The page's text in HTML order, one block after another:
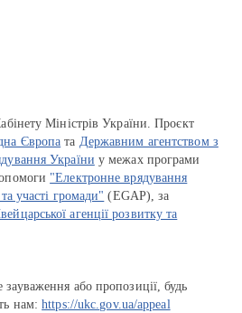
Міністрів України. Проєкт
Європа та Державним агентством з
України у межах програми
"Електронне врядування
участі громади" (EGAP), за
агенції розвитку та
або пропозиції, будь
нам:https://ukc.gov.ua/appeal